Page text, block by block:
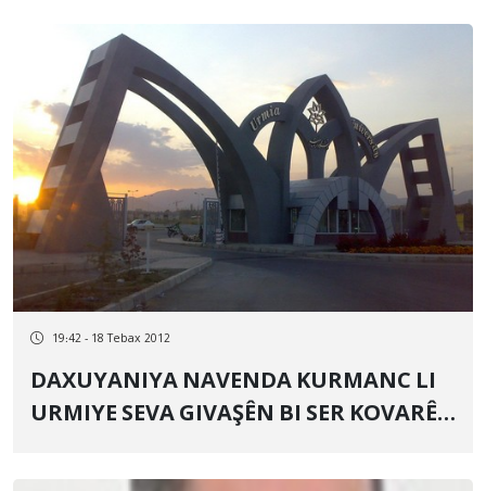
19:42 - 18 Tebax 2012
DAXUYANIYA NAVENDA KURMANC LI
URMIYE SEVA GIVAŞÊN BI SER KOVARÊN